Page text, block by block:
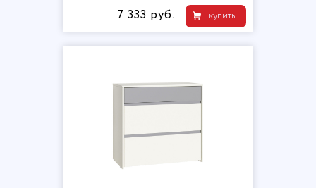
купить
7 333 руб.